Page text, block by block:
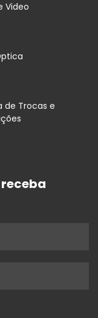
Video
de Trocas e